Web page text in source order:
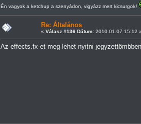
Én vagyok a ketchup a szenyádon, vigyázz mert kicsurgok!
Re: Általános
« Válasz #136 Dátum:2010.01.07 15:12
Az effects.fx-et meg lehet nyitni